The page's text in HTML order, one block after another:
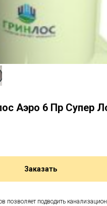
Аэро 6 Пр Супер
Заказать
позволяет подводить